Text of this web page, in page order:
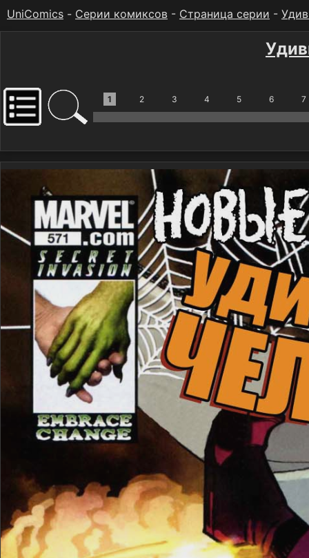
UniComics - Серии комиксов - Страница серии -
1 2 3 4 5 6 7